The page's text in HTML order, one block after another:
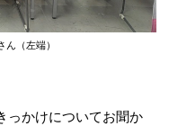
（左端）
っかけについてお聞か